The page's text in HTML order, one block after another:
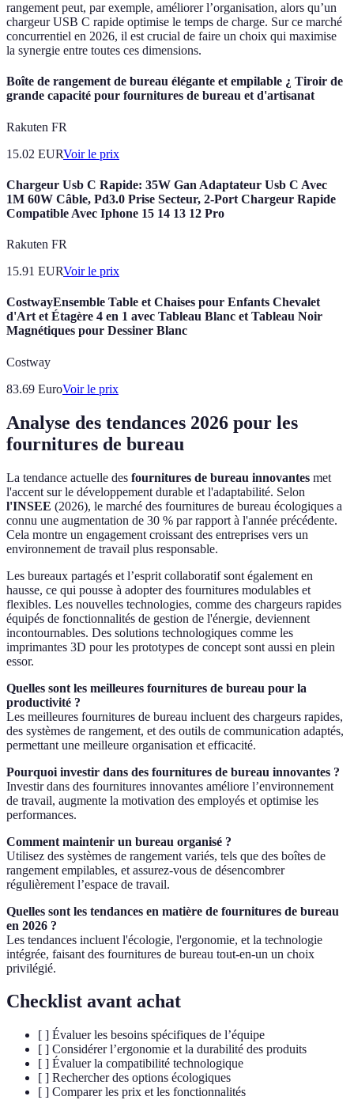
rangement peut, par exemple, améliorer l’organisation, alors qu’un
chargeur USB C rapide optimise le temps de charge. Sur ce marché
concurrentiel en 2026, il est crucial de faire un choix qui maximise
la synergie entre toutes ces dimensions.
Boîte de rangement de bureau élégante et empilable ¿ Tiroir de
grande capacité pour fournitures de bureau et d'artisanat
Rakuten FR
15.02 EURVoir le prix
Chargeur Usb C Rapide: 35W Gan Adaptateur Usb C Avec
1M 60W Câble, Pd3.0 Prise Secteur, 2-Port Chargeur Rapide
Compatible Avec Iphone 15 14 13 12 Pro
Rakuten FR
15.91 EURVoir le prix
CostwayEnsemble Table et Chaises pour Enfants Chevalet
d'Art et Étagère 4 en 1 avec Tableau Blanc et Tableau Noir
Magnétiques pour Dessiner Blanc
Costway
83.69 EuroVoir le prix
Analyse des tendances 2026 pour les
fournitures de bureau
La tendance actuelle des fournitures de bureau innovantes met
l'accent sur le développement durable et l'adaptabilité. Selon
l'INSEE (2026), le marché des fournitures de bureau écologiques a
connu une augmentation de 30 % par rapport à l'année précédente.
Cela montre un engagement croissant des entreprises vers un
environnement de travail plus responsable.
Les bureaux partagés et l’esprit collaboratif sont également en
hausse, ce qui pousse à adopter des fournitures modulables et
flexibles. Les nouvelles technologies, comme des chargeurs rapides
équipés de fonctionnalités de gestion de l'énergie, deviennent
incontournables. Des solutions technologiques comme les
imprimantes 3D pour les prototypes de concept sont aussi en plein
essor.
Quelles sont les meilleures fournitures de bureau pour la
productivité ?
Les meilleures fournitures de bureau incluent des chargeurs rapides,
des systèmes de rangement, et des outils de communication adaptés,
permettant une meilleure organisation et efficacité.
Pourquoi investir dans des fournitures de bureau innovantes ?
Investir dans des fournitures innovantes améliore l’environnement
de travail, augmente la motivation des employés et optimise les
performances.
Comment maintenir un bureau organisé ?
Utilisez des systèmes de rangement variés, tels que des boîtes de
rangement empilables, et assurez-vous de désencombrer
régulièrement l’espace de travail.
Quelles sont les tendances en matière de fournitures de bureau
en 2026 ?
Les tendances incluent l'écologie, l'ergonomie, et la technologie
intégrée, faisant des fournitures de bureau tout-en-un un choix
privilégié.
Checklist avant achat
[ ] Évaluer les besoins spécifiques de l’équipe
[ ] Considérer l’ergonomie et la durabilité des produits
[ ] Évaluer la compatibilité technologique
[ ] Rechercher des options écologiques
[ ] Comparer les prix et les fonctionnalités